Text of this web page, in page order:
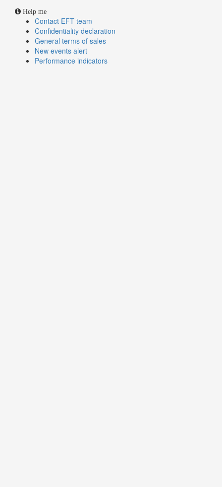
Help me
Contact EFT team
Confidentiality declaration
General terms of sales
New events alert
Performance indicators